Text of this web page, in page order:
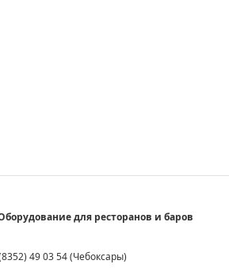
для ресторанов и баров
49 03 54 (Чебоксары)